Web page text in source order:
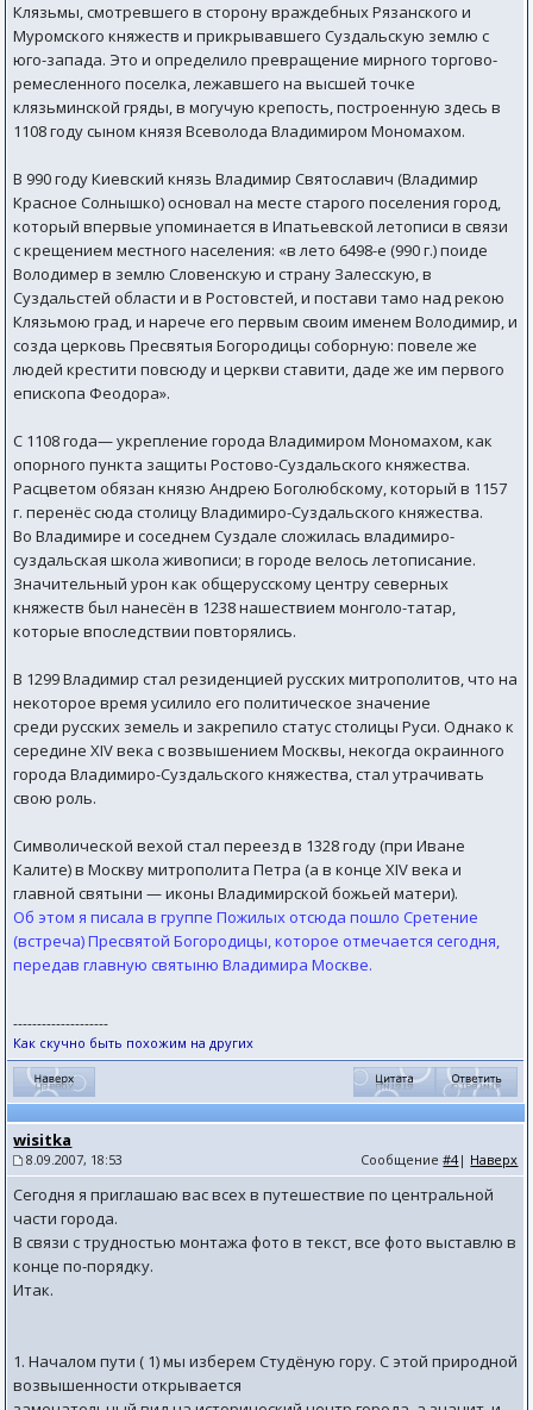
Клязьмы, смотревшего в сторону враждебных Рязанского и
Муромского княжеств и прикрывавшего Суздальскую землю с
юго-запада. Это и определило превращение мирного торгово-
ремесленного поселка, лежавшего на высшей точке
клязьминской гряды, в могучую крепость, построенную здесь в
1108 году сыном князя Всеволода Владимиром Мономахом.
В 990 году Киевский князь Владимир Святославич (Владимир
Красное Солнышко) основал на месте старого поселения город,
который впервые упоминается в Ипатьевской летописи в связи
с крещением местного населения: «в лето 6498-е (990 г.) поиде
Володимер в землю Словенскую и страну Залесскую, в
Суздальстей области и в Ростовстей, и постави тамо над рекою
Клязьмою град, и нарече его первым своим именем Володимир, и
созда церковь Пресвятыя Богородицы соборную: повеле же
людей крестити повсюду и церкви ставити, даде же им первого
епископа Феодора».
C 1108 года— укрепление города Владимиром Мономахом, как
опорного пункта защиты Ростово-Суздальского княжества.
Расцветом обязан князю Андрею Боголюбскому, который в 1157
г. перенёс сюда столицу Владимиро-Суздальского княжества.
Во Владимире и соседнем Суздале сложилась владимиро-
суздальская школа живописи; в городе велось летописание.
Значительный урон как общерусскому центру северных
княжеств был нанесён в 1238 нашествием монголо-татар,
которые впоследствии повторялись.
В 1299 Владимир стал резиденцией русских митрополитов, что на
некоторое время усилило его политическое значение
среди русских земель и закрепило статус столицы Руси. Однако к
середине XIV века с возвышением Москвы, некогда окраинного
города Владимиро-Суздальского княжества, стал утрачивать
свою роль.
Символической вехой стал переезд в 1328 году (при Иване
Калите) в Москву митрополита Петра (а в конце XIV века и
главной святыни — иконы Владимирской божьей матери).
Об этом я писала в группе Пожилых отсюда пошло Сретение
(встреча) Пресвятой Богородицы, которое отмечается сегодня,
передав главную святыню Владимира Москве.
--------------------
Как скучно быть похожим на других
wisitka
8.09.2007, 18:53 Сообщение#4| Наверх
Сегодня я приглашаю вас всех в путешествие по центральной
части города.
В связи с трудностью монтажа фото в текст, все фото выставлю в
конце по-порядку.
Итак.
1. Началом пути ( 1) мы изберем Студёную гору. С этой природной
возвышенности открывается